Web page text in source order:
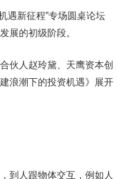
遇新征程”专场圆桌论坛
展的初级阶段。
伙人赵玲黛、天鹰资本创
浪潮下的投资机遇》展开
到人跟物体交互，例如人